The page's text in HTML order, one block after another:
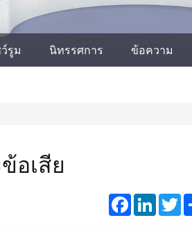
รูม นิทรรศการ ข้อความ
อเสีย
Facebook